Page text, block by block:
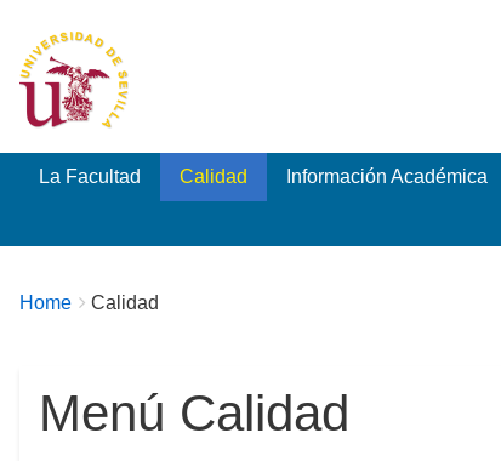
La Facultad Calidad Información Académica
Breadcrumbs
You
Home Calidad
Menú Calidad